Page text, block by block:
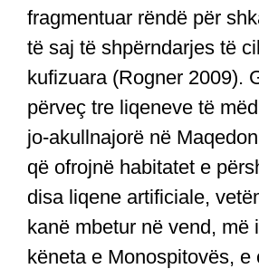
fragmentuar rëndë për
të saj të shpërndarjes të
kufizuara (Rogner 2009).
përveç tre liqeneve të
jo-akullnajorë në
që ofrojnë habitatet e
disa liqene artificiale,
kanë mbetur në vend, më
këneta e Monospitovës, e